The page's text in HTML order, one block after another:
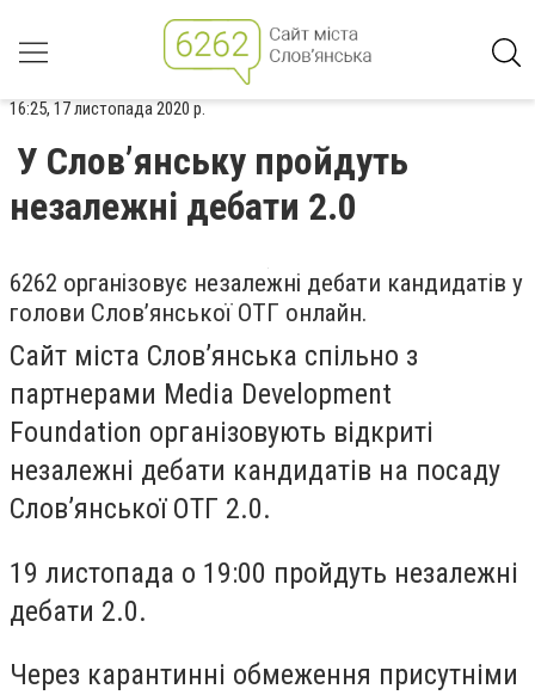
16:25, 17 листопада 2020 р.
У Слов’янську пройдуть
незалежні дебати 2.0
6262 організовує незалежні дебати кандидатів у
голови Слов’янської ОТГ онлайн.
Сайт міста Слов’янська спільно з
партнерами Media Development
Foundation організовують відкриті
незалежні дебати кандидатів на посаду
Слов’янської ОТГ 2.0.
19 листопада о 19:00 пройдуть незалежні
дебати 2.0.
Через карантинні обмеження присутніми